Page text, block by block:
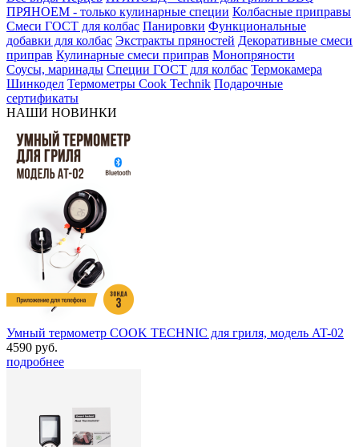
ПРЯНОЕМ - только кулинарные специи Колбасные приправы
Смеси ГОСТ для колбас Панировки Функциональные
добавки для колбас Экстракты пряностей Декоративные смеси
приправ Кулинарные смеси приправ Монопряности
Соусы, маринады Специи ГОСТ для колбас Термокамера
Шинкодел Термометры Cook Technik Подарочные
сертификаты
НАШИ НОВИНКИ
Умный термометр COOK TECHNIC для гриля, модель AT-02
4590 руб.
подробнее